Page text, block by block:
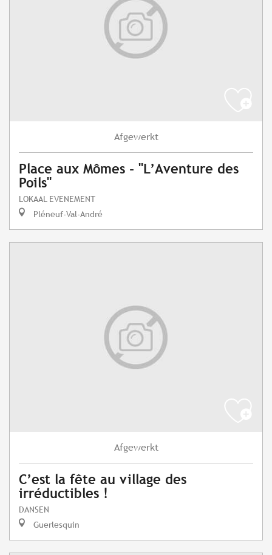
Afgewerkt
Place aux Mômes - "L’Aventure des
Poils"
LOKAAL EVENEMENT
Pléneuf-Val-André
Afgewerkt
C’est la fête au village des
irréductibles !
DANSEN
Guerlesquin